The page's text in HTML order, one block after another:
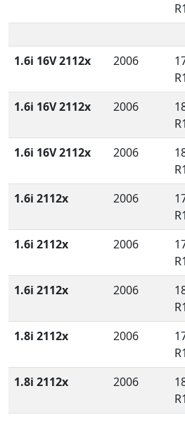
1.6i 16V 2112x 2006
1.6i 16V 2112x 2006
1.6i 16V 2112x 2006
1.6i 2112x 2006
1.6i 2112x 2006
1.6i 2112x 2006
1.8i 2112x 2006
1.8i 2112x 2006